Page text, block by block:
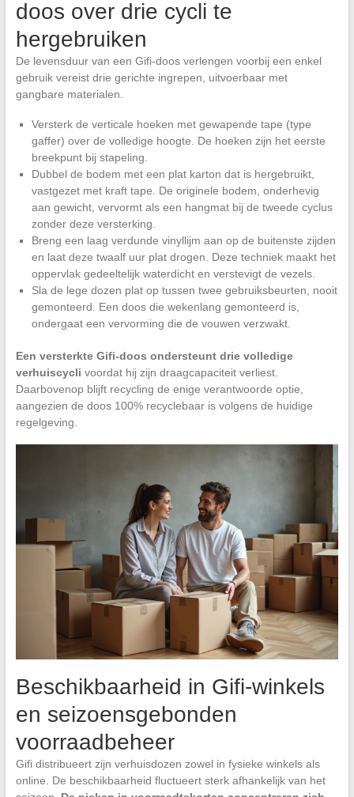
doos over drie cycli te
hergebruiken
De levensduur van een Gifi-doos verlengen voorbij een enkel
gebruik vereist drie gerichte ingrepen, uitvoerbaar met
gangbare materialen.
Versterk de verticale hoeken met gewapende tape (type
gaffer) over de volledige hoogte. De hoeken zijn het eerste
breekpunt bij stapeling.
Dubbel de bodem met een plat karton dat is hergebruikt,
vastgezet met kraft tape. De originele bodem, onderhevig
aan gewicht, vervormt als een hangmat bij de tweede cyclus
zonder deze versterking.
Breng een laag verdunde vinyllijm aan op de buitenste zijden
en laat deze twaalf uur plat drogen. Deze techniek maakt het
oppervlak gedeeltelijk waterdicht en verstevigt de vezels.
Sla de lege dozen plat op tussen twee gebruiksbeurten, nooit
gemonteerd. Een doos die wekenlang gemonteerd is,
ondergaat een vervorming die de vouwen verzwakt.
Een versterkte Gifi-doos ondersteunt drie volledige
verhuiscycli voordat hij zijn draagcapaciteit verliest.
Daarbovenop blijft recycling de enige verantwoorde optie,
aangezien de doos 100% recyclebaar is volgens de huidige
regelgeving.
Beschikbaarheid in Gifi-winkels
en seizoensgebonden
voorraadbeheer
Gifi distribueert zijn verhuisdozen zowel in fysieke winkels als
online. De beschikbaarheid fluctueert sterk afhankelijk van het